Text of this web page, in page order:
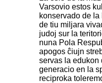
Varsovio estos
konservado de la
de tiu miljara
judoj sur la
nuna Pola
apogos ĉiujn
servas la edukon
generacio en la
reciproka